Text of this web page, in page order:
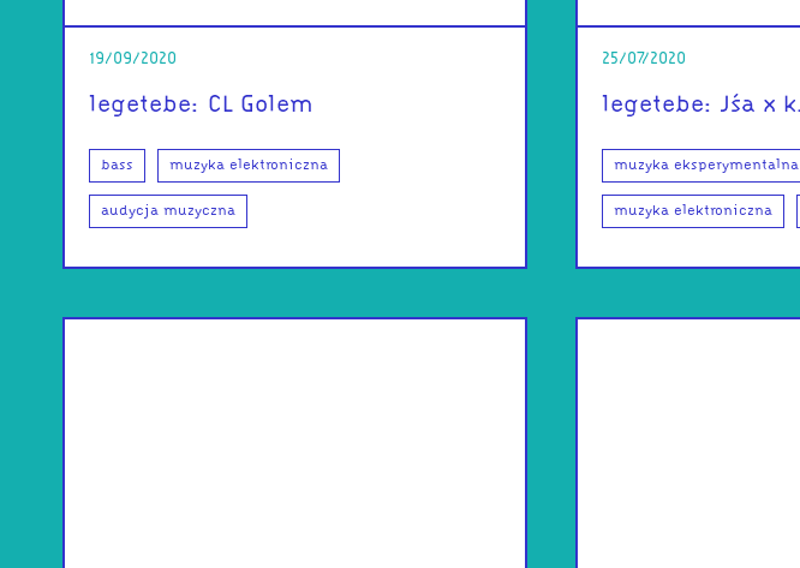
19/09/2020
legetebe: CL Golem
bass muzyka elektroniczna
audycja muzyczna
25/07/2020
legetebe: Jśa x
muzyka eksperymentalna
muzyka elektroniczna